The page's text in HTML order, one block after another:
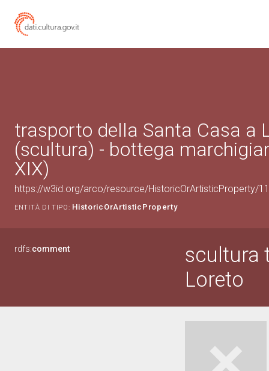
trasporto della Santa Casa a
(scultura) - bottega
XIX)
https://w3id.org/arco/resource/HistoricOrArtisticProperty/
ENTITÀ DI TIPO: HistoricOrArtisticProperty
rdfs:comment
scultura
Loreto